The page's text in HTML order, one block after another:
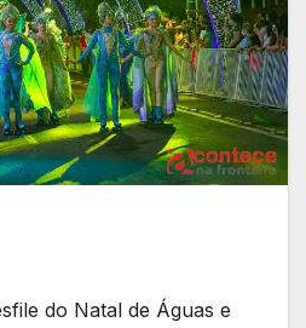
do Natal de Águas e